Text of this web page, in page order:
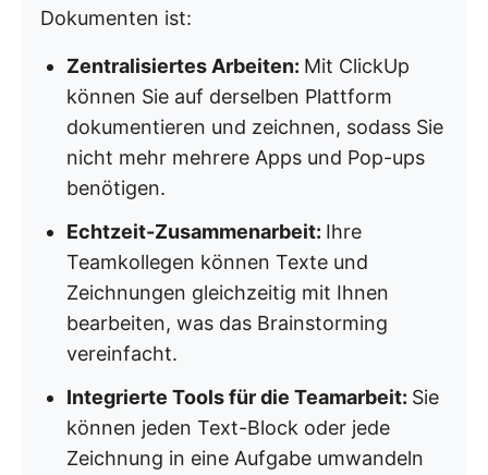
Dokumenten ist:
Zentralisiertes Arbeiten: Mit ClickUp
können Sie auf derselben Plattform
dokumentieren und zeichnen, sodass Sie
nicht mehr mehrere Apps und Pop-ups
benötigen.
Echtzeit-Zusammenarbeit: Ihre
Teamkollegen können Texte und
Zeichnungen gleichzeitig mit Ihnen
bearbeiten, was das Brainstorming
vereinfacht.
Integrierte Tools für die Teamarbeit: Sie
können jeden Text-Block oder jede
Zeichnung in eine Aufgabe umwandeln